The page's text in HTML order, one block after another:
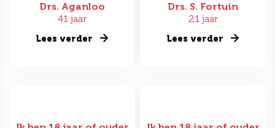
Drs. Aganloo
41 jaar
Lees verder
Drs. S. Fortuin
21 jaar
Lees verder